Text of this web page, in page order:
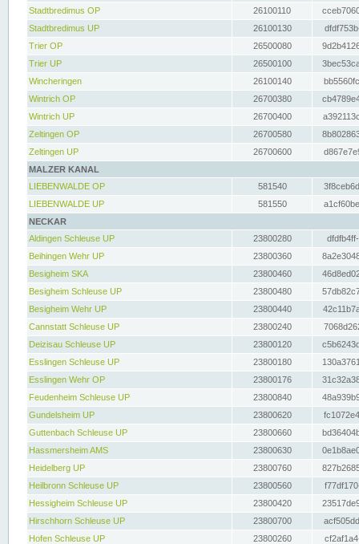
Stadtbredimus OP
26100110
Stadtbredimus UP
26100130
Trier OP
26500080
Trier UP
26500100
Wincheringen
26100140
Wintrich OP
26700380
Wintrich UP
26700400
Zeltingen OP
26700580
Zeltingen UP
26700600
MALZER KANAL
LIEBENWALDE OP
581540
LIEBENWALDE UP
581550
NECKAR
Aldingen Schleuse UP
23800280
Beihingen Wehr UP
23800360
Besigheim SKA
23800460
Besigheim Schleuse UP
23800480
Besigheim Wehr UP
23800440
Cannstatt Schleuse UP
23800240
Deizisau Schleuse UP
23800120
Esslingen Schleuse UP
23800180
Esslingen Wehr OP
23800176
Feudenheim Schleuse UP
23800840
Gundelsheim UP
23800620
Guttenbach Schleuse UP
23800660
Hassmersheim AMS
23800630
Heidelberg UP
23800760
Heilbronn Schleuse UP
23800560
Hessigheim Schleuse UP
23800420
Hirschhorn Schleuse UP
23800700
Hofen Schleuse UP
23800260